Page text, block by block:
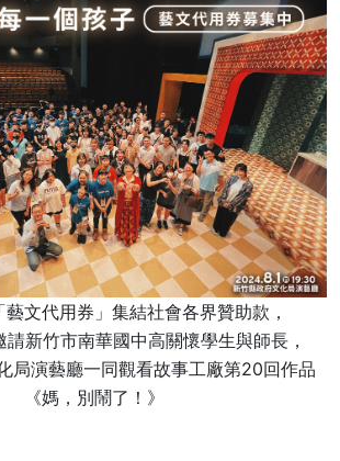
文代用券」集結社會各界贊助款，
新竹市南華國中高關懷學生與師長，
局演藝廳一同觀看故事工廠第20回作品
《媽，別鬧了！》